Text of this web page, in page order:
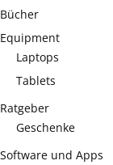
Bücher
Equipment
Laptops
Tablets
Ratgeber
Geschenke
Software und Apps